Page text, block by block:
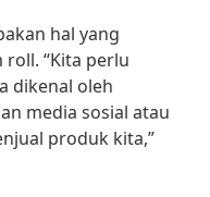
hal yang
“Kita perlu
dikenal oleh
media sosial atau
produk kita,”